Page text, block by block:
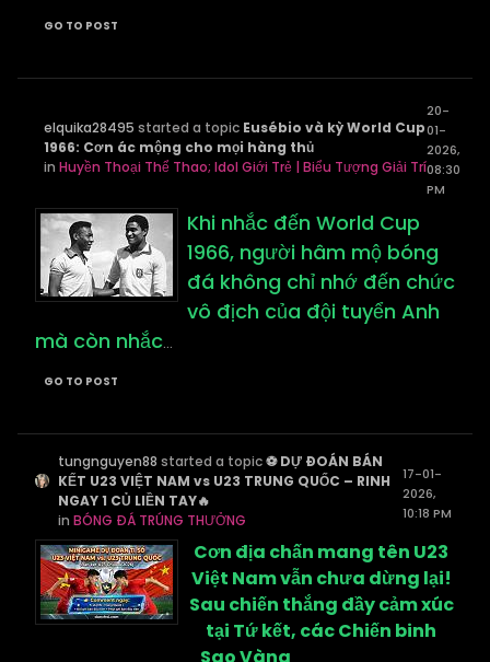
GO TO POST
elquika28495 started a topic Eusébio và kỳ World Cup
1966: Cơn ác mộng cho mọi hàng thủ
in Huyền Thoại Thể Thao; Idol Giới Trẻ | Biểu Tượng Giải Trí
20-
01-
2026,
08:30
PM
Khi nhắc đến World Cup
1966, người hâm mộ bóng
đá không chỉ nhớ đến chức
vô địch của đội tuyển Anh
mà còn nhắc...
GO TO POST
tungnguyen88 started a topic⚽ DỰ ĐOÁN BÁN
KẾT U23 VIỆT NAM vs U23 TRUNG QUỐC – RINH
NGAY 1 CỦ LIỀN TAY🔥
inBÓNG ĐÁ TRÚNG THƯỞNG
17-01-
2026,
10:18 PM
Cơn địa chấn mang tên U23
Việt Nam vẫn chưa dừng lại!
Sau chiến thắng đầy cảm xúc
tại Tứ kết, các Chiến binh